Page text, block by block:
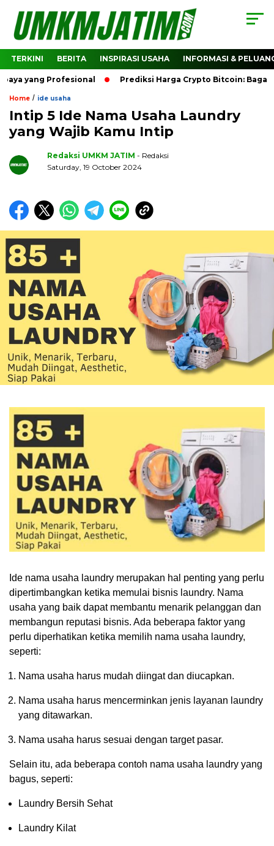
TERKINI BERITA INSPIRASI USAHA INFORMASI &
Profesional Prediksi Harga Crypto Bitcoin: Bagaimana
Home / ide usaha
Intip 5 Ide Nama Usaha Laundry
yang Wajib Kamu Intip
Redaksi UMKM JATIM - Redaksi
Saturday, 19 October 2024
Ide nama usaha laundry merupakan hal penting yang perlu
dipertimbangkan ketika memulai bisnis laundry. Nama
usaha yang baik dapat membantu menarik pelanggan dan
membangun reputasi bisnis. Ada beberapa faktor yang
perlu diperhatikan ketika memilih nama usaha laundry,
seperti:
Nama usaha harus mudah diingat dan diucapkan.
Nama usaha harus mencerminkan jenis layanan laundry
yang ditawarkan.
Nama usaha harus sesuai dengan target pasar.
Selain itu, ada beberapa contoh nama usaha laundry yang
bagus, seperti:
Laundry Bersih Sehat
Laundry Kilat